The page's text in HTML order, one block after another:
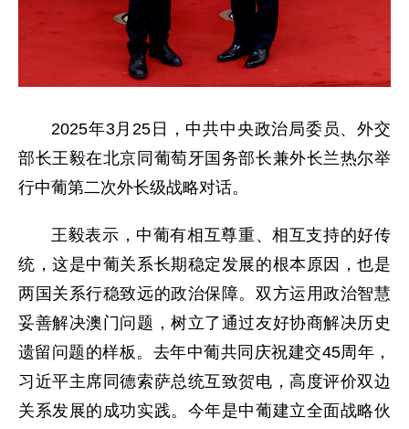
2025年3月25日，中共中央政治局委员、外交
部长王毅在北京同葡萄牙国务部长兼外长兰热尔举
行中葡第二次外长级战略对话。
王毅表示，中葡有相互尊重、相互支持的好传
统，这是中葡关系长期稳定发展的根本原因，也是
两国关系行稳致远的政治保障。双方运用政治智慧
妥善解决澳门问题，树立了通过友好协商解决历史
遗留问题的样板。去年中葡共同庆祝建交45周年，
习近平主席同德索萨总统互致贺电，高度评价双边
关系发展的成功实践。今年是中葡建立全面战略伙